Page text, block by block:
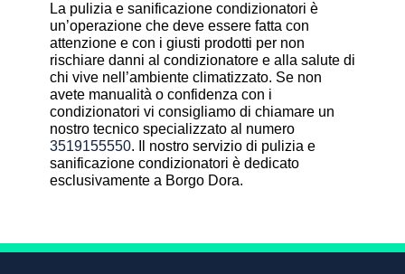
La pulizia e sanificazione condizionatori è
un’operazione che deve essere fatta con
attenzione e con i giusti prodotti per non
rischiare danni al condizionatore e alla salute di
chi vive nell’ambiente climatizzato. Se non
avete manualità o confidenza con i
condizionatori vi consigliamo di chiamare un
nostro tecnico specializzato al numero
3519155550. Il nostro servizio di pulizia e
sanificazione condizionatori è dedicato
esclusivamente a Borgo Dora.